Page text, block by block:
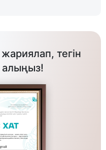
тегін
алыңыз!